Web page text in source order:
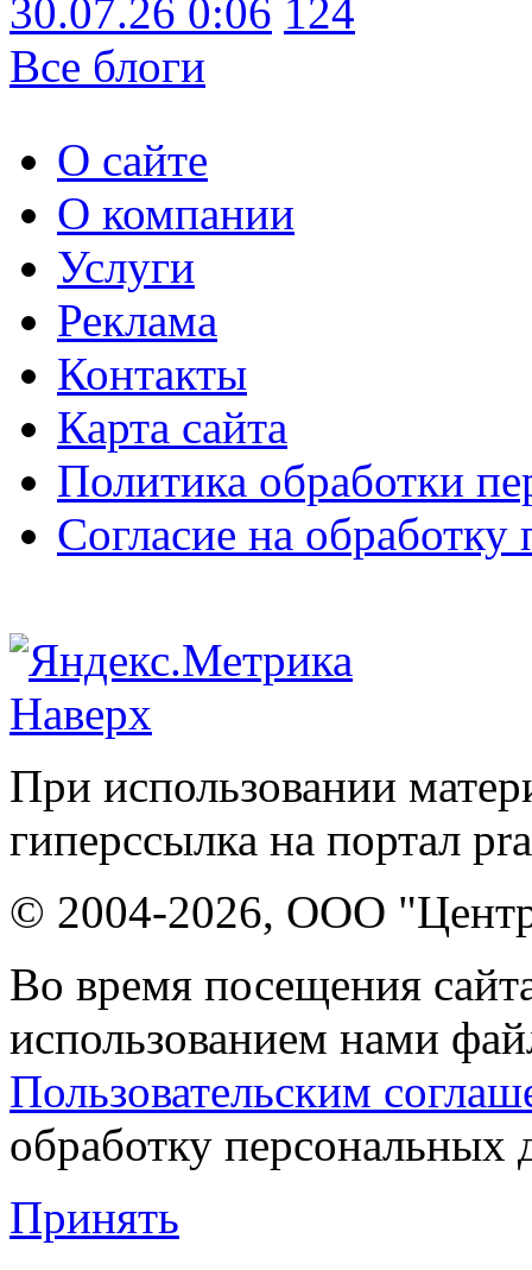
30.07.26 0:06 124
Все блоги
О сайте
О компании
Услуги
Реклама
Контакты
Карта сайта
Политика обработки
Согласие на
Наверх
При использовании
гиперссылка на портал
© 2004-2026, ООО "Центр
Во время посещения
использованием нами
Пользовательским
обработку персональных
Принять